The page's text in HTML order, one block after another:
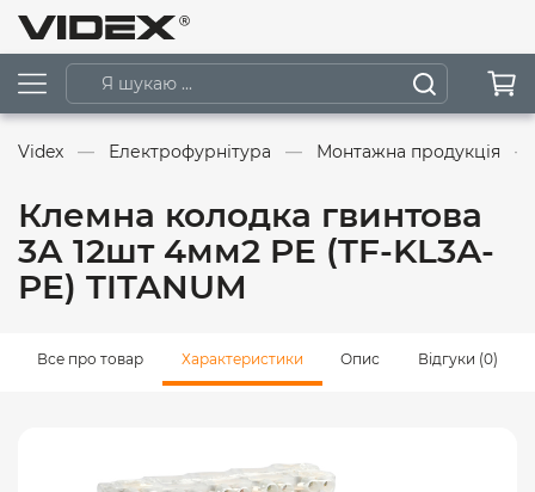
Videx Електрофурнітура Монтажна продукція
Клемна колодка гвинтова
3А 12шт 4мм2 PE (TF-KL3А-
PE) TITANUM
Все про товар Характеристики Опис Відгуки (0)